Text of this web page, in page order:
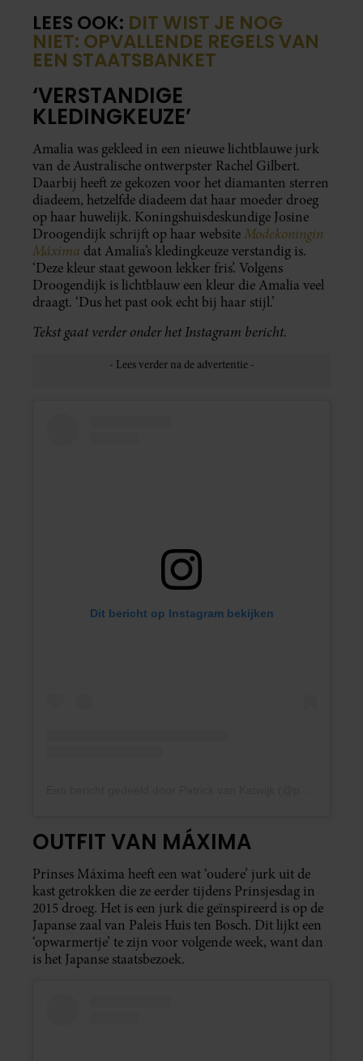
LEES OOK: DIT WIST JE NOG
NIET: OPVALLENDE REGELS VAN
EEN STAATSBANKET
‘VERSTANDIGE
KLEDINGKEUZE’
Amalia was gekleed in een nieuwe lichtblauwe jurk
van de Australische ontwerpster Rachel Gilbert.
Daarbij heeft ze gekozen voor het diamanten sterren
diadeem, hetzelfde diadeem dat haar moeder droeg
op haar huwelijk. Koningshuisdeskundige Josine
Droogendijk schrijft op haar websiteModekoningin
Máxima dat Amalia’s kledingkeuze verstandig is.
‘Deze kleur staat gewoon lekker fris’. Volgens
Droogendijk is lichtblauw een kleur die Amalia veel
draagt. ‘Dus het past ook echt bij haar stijl.’
Tekst gaat verder onder het Instagram bericht.
Dit bericht op Instagram bekijken
OUTFIT VAN MÁXIMA
Prinses Máxima heeft een wat ‘oudere’ jurk uit de
kast getrokken die ze eerder tijdens Prinsjesdag in
2015 droeg. Het is een jurk die geïnspireerd is op de
Japanse zaal van Paleis Huis ten Bosch. Dit lijkt een
‘opwarmertje’ te zijn voor volgende week, want dan
is het Japanse staatsbezoek.